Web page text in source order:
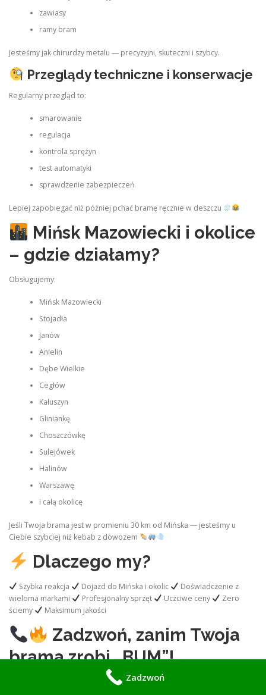
zawiasy
ramy bram
Jesteśmy jak chirurdzy metalu — precyzyjni, skuteczni i szybcy.
Przeglądy techniczne i konserwacje
Regularny przegląd to:
smarowanie
regulacja
kontrola sprężyn
test automatyki
sprawdzenie zabezpieczeń
Lepiej zapobiegać niż później pchać bramę ręcznie w deszczu
Mińsk Mazowiecki i okolice
– gdzie działamy?
Obsługujemy:
Mińsk Mazowiecki
Stojadła
Janów
Anielin
Dębe Wielkie
Cegłów
Kałuszyn
Gliniankę
Choszczówkę
Sulejówek
Halinów
Warszawę
i całą okolicę
Jeśli Twoja brama jest w promieniu 30 km od Mińska — jesteśmy u
Ciebie szybciej niż kebab z dowozem
Dlaczego my?
Szybka reakcja Dojazd do Mińska i okolic
Doświadczenie z
wieloma markami
Profesjonalny sprzęt Uczciwe ceny
Zero
ściemy
Maksimum jakości
Zadzwoń, zanim Twoja
brama zrobi „BUM”!
Zadzwoń